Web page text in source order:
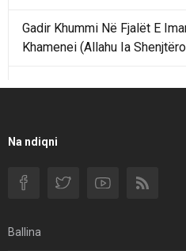
Gadir Khummi Në Fjalët E
Khamenei (Allahu Ia
Një Rend Rajonal I
Filmi I Shkurtër Iranian “Pasta
Na ndiqni
Ballina